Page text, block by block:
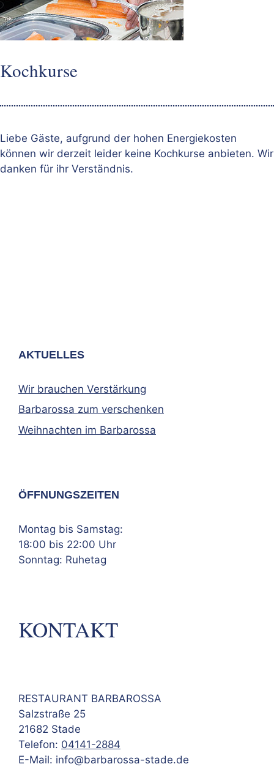
Kochkurse
Liebe Gäste, aufgrund der hohen Energiekosten
können wir derzeit leider keine Kochkurse anbieten. Wir
danken für ihr Verständnis.
AKTUELLES
Wir brauchen Verstärkung
Barbarossa zum verschenken
Weihnachten im Barbarossa
ÖFFNUNGSZEITEN
Montag bis Samstag:
18:00 bis 22:00 Uhr
Sonntag: Ruhetag
KONTAKT
RESTAURANT BARBAROSSA
Salzstraße 25
21682 Stade
Telefon: 04141-2884
E-Mail: info@barbarossa-stade.de